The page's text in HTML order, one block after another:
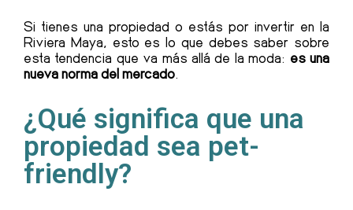
Si tienes una propiedad o estás por invertir en la
Riviera Maya, esto es lo que debes saber sobre
esta tendencia que va más allá de la moda: es una
nueva norma del mercado.
¿Qué significa que una
propiedad sea pet-
friendly?